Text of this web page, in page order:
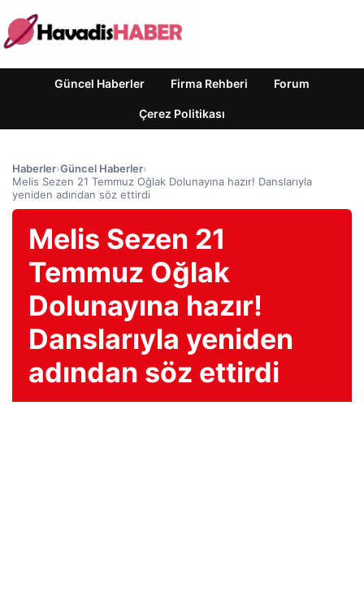
Güncel Haberler Firma Rehberi Forum
Çerez Politikası
Haberler›Güncel Haberler›
Melis Sezen 21 Temmuz Oğlak Dolunayına hazır! Danslarıyla
yeniden adından söz ettirdi
Melis Sezen 21
Temmuz Oğlak
Dolunayına hazır!
Danslarıyla yeniden
adından söz ettirdi